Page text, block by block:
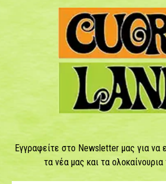
Εγγραφείτε στο Newsletter μας για να
τα νέα μας και τα